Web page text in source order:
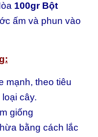
100gr Bột
ấm và phun vào
mạnh, theo tiêu
cây.
giống
bằng cách lắc